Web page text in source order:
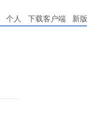
个人 下载客户端 新版